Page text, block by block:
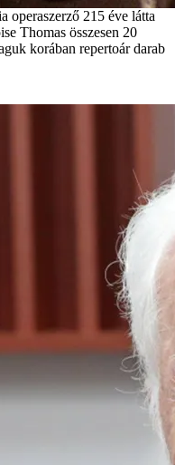
operaszerző 215 éve látta
Thomas összesen 20
korában repertoár darab